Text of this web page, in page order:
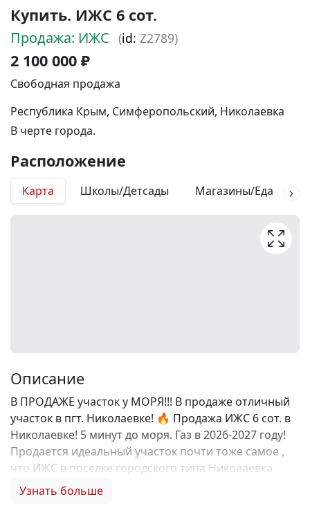
Купить. ИЖС 6 сот.
Продажа: ИЖС (id: Z2789)
2 100 000 ₽
Свободная продажа
Республика Крым, Симферопольский, Николаевка
В черте города.
Расположение
Карта Школы/Детсады Магазины/Еда
Описание
В ПРОДАЖЕ участок у МОРЯ!!! В продаже отличный
участок в пгт. Николаевке! 🔥 Продажа ИЖС 6 сот. в
Николаевке! 5 минут до моря. Газ в 2026-2027 году!
Продается идеальный участок почти тоже самое ,
что ИЖС в поселке городского типа Николаевка
(Симферопольский район). Это редкое предложение
Узнать больше